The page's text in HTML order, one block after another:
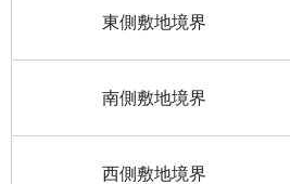
東側敷地境界
南側敷地境界
西側敷地境界